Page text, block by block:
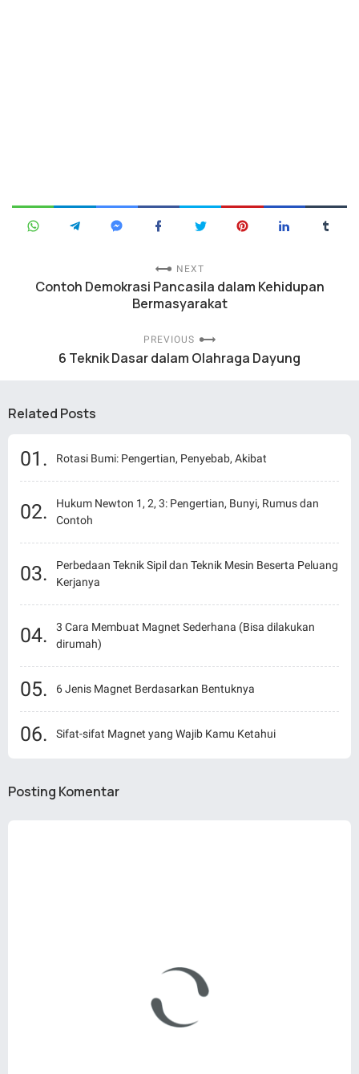
NEXT
Contoh Demokrasi Pancasila dalam Kehidupan
Bermasyarakat
PREVIOUS
6 Teknik Dasar dalam Olahraga Dayung
Related Posts
Rotasi Bumi: Pengertian, Penyebab, Akibat
Hukum Newton 1, 2, 3: Pengertian, Bunyi, Rumus dan
Contoh
Perbedaan Teknik Sipil dan Teknik Mesin Beserta Peluang
Kerjanya
3 Cara Membuat Magnet Sederhana (Bisa dilakukan
dirumah)
6 Jenis Magnet Berdasarkan Bentuknya
Sifat-sifat Magnet yang Wajib Kamu Ketahui
Posting Komentar